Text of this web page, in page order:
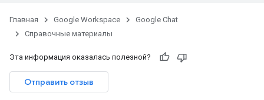
Главная Google Workspace
Google Chat
Справочные материалы
Эта информация оказалась полезной?
Отправить отзыв